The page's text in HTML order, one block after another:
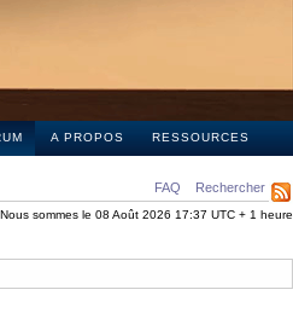
A PROPOS RESSOURCES
FAQ Rechercher
Nous sommes le 08 Août 2026 17:37 UTC + 1 heure